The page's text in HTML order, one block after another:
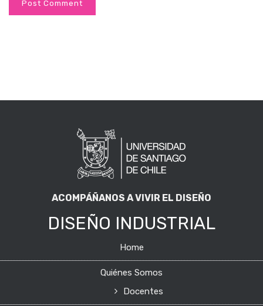
ACOMPÁÑANOS A VIVIR EL DISEÑO
DISEÑO INDUSTRIAL
Home
Quiénes Somos
Docentes